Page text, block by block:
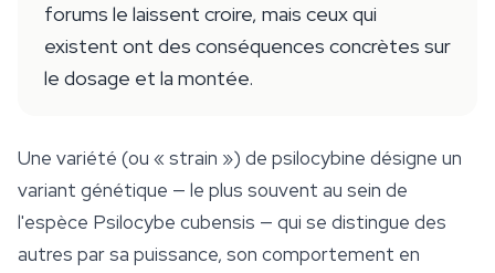
forums le laissent croire, mais ceux qui
existent ont des conséquences concrètes sur
le dosage et la montée.
Une variété (ou « strain ») de psilocybine désigne un
variant génétique — le plus souvent au sein de
l'espèce Psilocybe cubensis — qui se distingue des
autres par sa puissance, son comportement en